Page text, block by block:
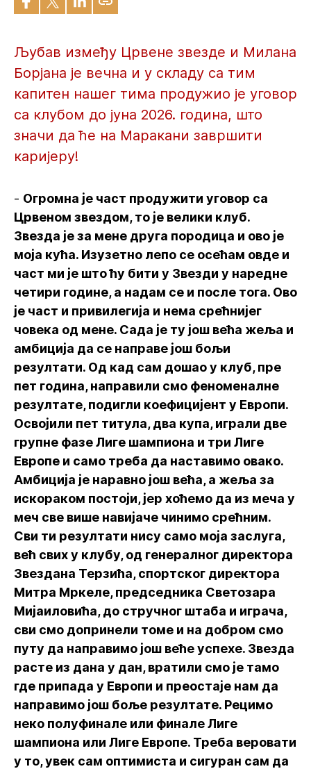
Љубав између Црвене звезде и Милана
Борјана је вечна и у складу са тим
капитен нашег тима продужио је уговор
са клубом до јуна 2026. година, што
значи да ће на Маракани завршити
каријеру!
- Огромна је част продужити уговор са
Црвеном звездом, то је велики клуб.
Звезда је за мене друга породица и ово је
моја кућа. Изузетно лепо се осећам овде и
част ми је што ћу бити у Звезди у наредне
четири године, а надам се и после тога. Ово
је част и привилегија и нема срећнијег
човека од мене. Сада је ту још већа жеља и
амбиција да се направе још бољи
резултати. Од кад сам дошао у клуб, пре
пет година, направили смо феноменалне
резултате, подигли коефицијент у Европи.
Освојили пет титула, два купа, играли две
групне фазе Лиге шампиона и три Лиге
Европе и само треба да наставимо овако.
Амбиција је наравно још већа, а жеља за
искораком постоји, јер хоћемо да из меча у
меч све више навијаче чинимо срећним.
Сви ти резултати нису само моја заслуга,
већ свих у клубу, од генералног директора
Звездана Терзића, спортског директора
Митра Мркеле, председника Светозара
Мијаиловића, до стручног штаба и играча,
сви смо допринели томе и на добром смо
путу да направимо још веће успехе. Звезда
расте из дана у дан, вратили смо је тамо
где припада у Европи и преостаје нам да
направимо још боље резултате. Рецимо
неко полуфинале или финале Лиге
шампиона или Лиге Европе. Треба веровати
у то, увек сам оптимиста и сигуран сам да